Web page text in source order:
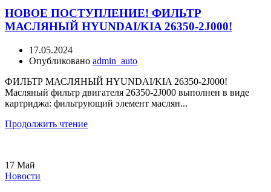
НОВОЕ ПОСТУПЛЕНИЕ! ФИЛЬТР
МАСЛЯНЫЙ HYUNDAI/KIA 26350-2J000!
17.05.2024
Опубликовано admin_auto
ФИЛЬТР МАСЛЯНЫЙ HYUNDAI/KIA 26350-2J000!
Масляный фильтр двигателя 26350-2J000 выполнен в виде
картриджа: фильтрующий элемент маслян...
Продолжить чтение
17 Май
Новости